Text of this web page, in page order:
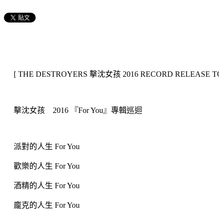
[ THE DESTROYERS 擊沈女孩 2016 RECORD RELEASE
擊沈女孩 2016 『For You』專輯巡迴
派對的人生 For You
歡樂的人生 For You
酒精的人生 For You
龐克的人生 For You